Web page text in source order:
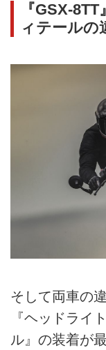
『GSX-
ィテールの
そして両車の
『ヘッドライ
ル』の装着が